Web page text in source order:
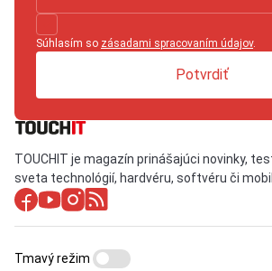
Súhlasím so zásadami spracovaním údajov.
Potvrdiť
TOUCHIT je magazín prinášajúci novinky,
sveta technológií, hardvéru, softvéru či
Tmavý režim